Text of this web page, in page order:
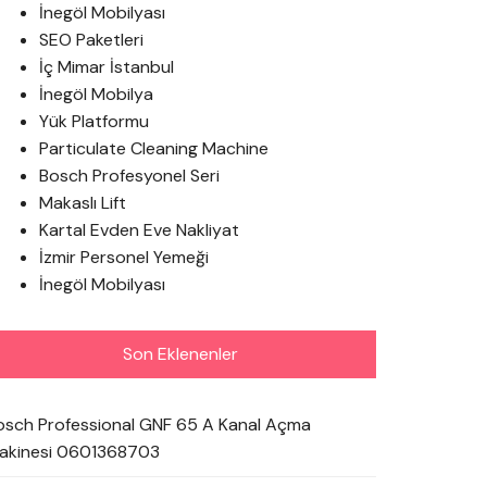
İnegöl Mobilyası
SEO Paketleri
İç Mimar İstanbul
İnegöl Mobilya
Yük Platformu
Particulate Cleaning Machine
Bosch Profesyonel Seri
Makaslı Lift
Kartal Evden Eve Nakliyat
İzmir Personel Yemeği
İnegöl Mobilyası
Son Eklenenler
Professional GNF 65 A Kanal Açma
0601368703